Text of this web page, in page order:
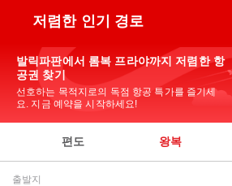
저렴한 인기 경로
발릭파판에서 롬복 프라야까지 저렴한 항
공권 찾기
선호하는 목적지로의 독점 항공 특가를 즐기세
요. 지금 예약을 시작하세요!
편도 왕복
출발지